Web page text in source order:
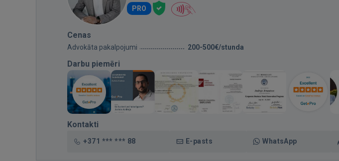
PRO
Cenas
Advokāta pakalpojumi 200-500€/stunda
Darbu piemēri
Kontakti
+371 *** *** 88 E-pasts WhatsApp